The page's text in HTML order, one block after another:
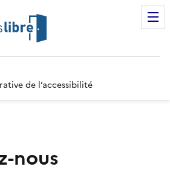
de l’accessibilité
nous